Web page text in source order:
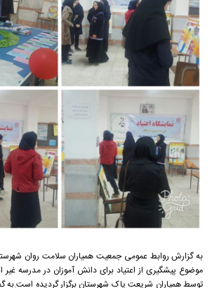
به گزارش روابط عمومی جمعیت همیاران سلامت روان
موضوع پیشگیری از اعتیاد برای دانش آموزان در مدرسه غیر
توسط همیاران شریعت پاک شهرستان برگزار گردیده است.به